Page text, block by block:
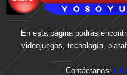
En esta página podrás
videojuegos, tecnología,
Contáctanos: